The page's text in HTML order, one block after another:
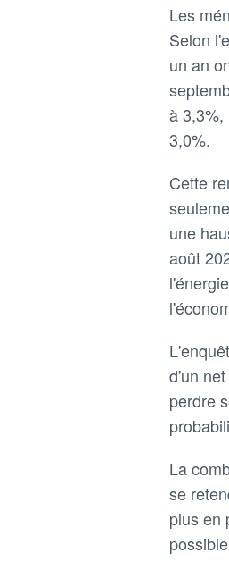
Les
Selon
un an
à 3,3%,
3,0%.
Cette
une
août
d'un
perdre
La
se
plus en